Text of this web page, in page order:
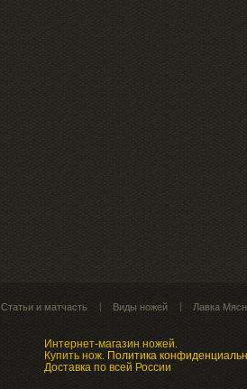
Интернет-магазин ножей.
Купить нож. Политика
Доставка по всей России
Статьи и матчасть Виды ножей Лавка